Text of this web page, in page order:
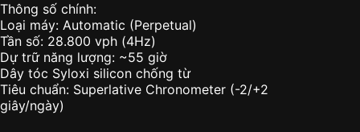
Thông số chính:
Loại máy: Automatic (Perpetual)
Tần số: 28.800 vph (4Hz)
Dự trữ năng lượng: ~55 giờ
Dây tóc Syloxi silicon chống từ
Tiêu chuẩn: Superlative Chronometer (-2/+2
giây/ngày)